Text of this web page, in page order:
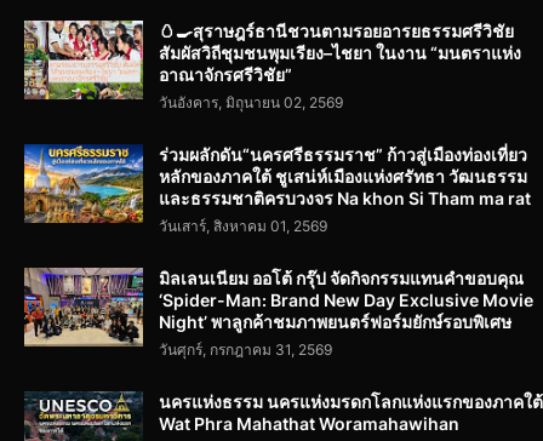
🥚🍳สุราษฎร์ธานีชวนตามรอยอารยธรรมศรีวิชัย
สัมผัสวิถีชุมชนพุมเรียง–ไชยา ในงาน “มนตราแห่ง
อาณาจักรศรีวิชัย”
วันอังคาร, มิถุนายน 02, 2569
ร่วมผลักดัน“นครศรีธรรมราช” ก้าวสู่เมืองท่องเที่ยว
หลักของภาคใต้ ชูเสน่ห์เมืองแห่งศรัทธา วัฒนธรรม
และธรรมชาติครบวงจร Na khon Si Tham ma rat
วันเสาร์, สิงหาคม 01, 2569
มิลเลนเนียม ออโต้ กรุ๊ป จัดกิจกรรมแทนคำขอบคุณ
‘Spider-Man: Brand New Day Exclusive Movie
Night’ พาลูกค้าชมภาพยนตร์ฟอร์มยักษ์รอบพิเศษ
วันศุกร์, กรกฎาคม 31, 2569
นครแห่งธรรม นครแห่งมรดกโลกแห่งแรกของภาคใต้
Wat Phra Mahathat Woramahawihan